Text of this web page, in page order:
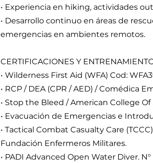
• Experiencia en hiking, actividades
• Desarrollo continuo en áreas de
emergencias en ambientes remotos.
CERTIFICACIONES Y
• Wilderness First Aid (WFA) Cod:
• RCP / DEA (CPR / AED) / Comédica
• Stop the Bleed / American College Of
• Evacuación de Emergencias e
• Tactical Combat Casualty Care
Fundación Enfermeros Militares.
• PADI Advanced Open Water Diver. N°